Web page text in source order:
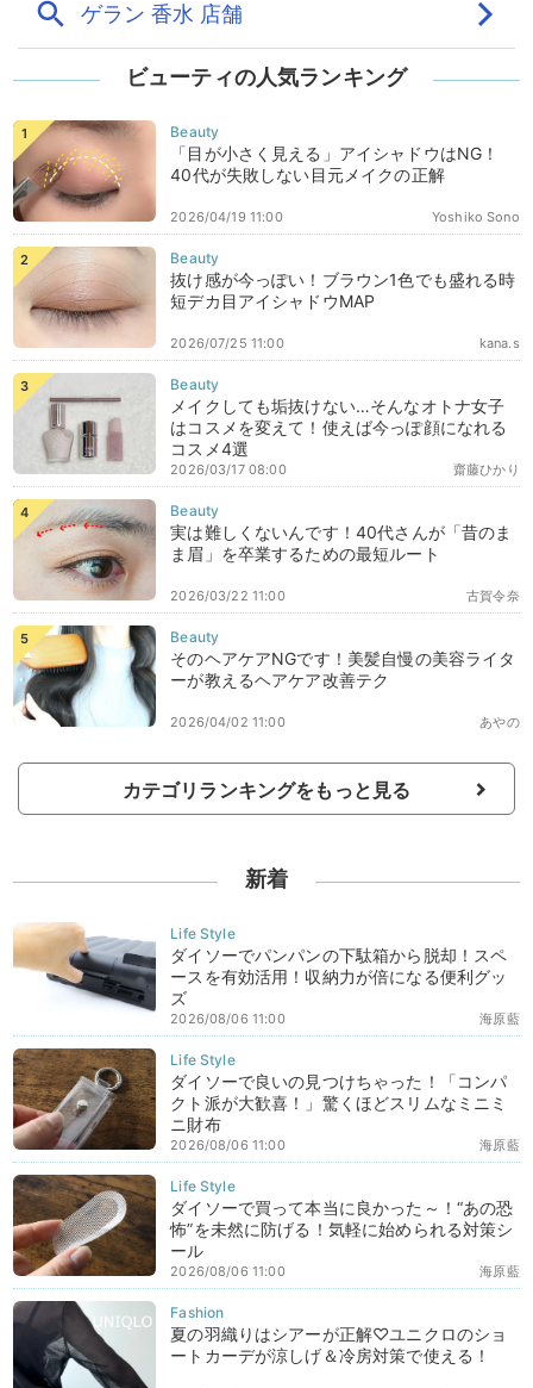
ビューティの人気ランキング
「目が小さく見える」アイシャドウはNG！
40代が失敗しない目元メイクの正解
Yoshiko Sono
2026/04/19 11:00
抜け感が今っぽい！ブラウン1色でも盛れる時
短デカ目アイシャドウMAP
kana.s
2026/07/25 11:00
メイクしても垢抜けない…そんなオトナ女子
はコスメを変えて！使えば今っぽ顔になれる
コスメ4選
齋藤ひかり
2026/03/17 08:00
実は難しくないんです！40代さんが「昔のま
ま眉」を卒業するための最短ルート
古賀令奈
2026/03/22 11:00
そのヘアケアNGです！美髪自慢の美容ライタ
ーが教えるヘアケア改善テク
あやの
2026/04/02 11:00
カテゴリランキングをもっと見る
新着
ダイソーでパンパンの下駄箱から脱却！スペ
ースを有効活用！収納力が倍になる便利グッ
ズ
海原藍
2026/08/06 11:00
ダイソーで良いの見つけちゃった！「コンパ
クト派が大歓喜！」驚くほどスリムなミニミ
ニ財布
海原藍
2026/08/06 11:00
ダイソーで買って本当に良かった～！“あの恐
怖”を未然に防げる！気軽に始められる対策シ
ール
海原藍
2026/08/06 11:00
夏の羽織りはシアーが正解♡ユニクロのショ
ートカーデが涼しげ＆冷房対策で使える！